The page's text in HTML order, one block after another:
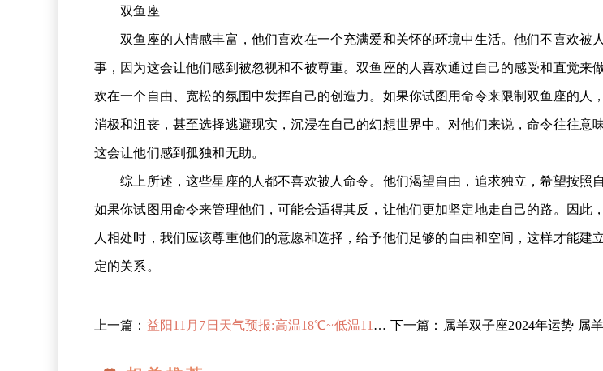
双鱼座
双鱼座的人情感丰富，他们喜欢在一个充满爱和关怀的环境中生活。他们不喜欢被
事，因为这会让他们感到被忽视和不被尊重。双鱼座的人喜欢通过自己的感受和直觉来
欢在一个自由、宽松的氛围中发挥自己的创造力。如果你试图用命令来限制双鱼座的人
消极和沮丧，甚至选择逃避现实，沉浸在自己的幻想世界中。对他们来说，命令往往意
这会让他们感到孤独和无助。
综上所述，这些星座的人都不喜欢被人命令。他们渴望自由，追求独立，希望按照自
如果你试图用命令来管理他们，可能会适得其反，让他们更加坚定地走自己的路。因此
人相处时，我们应该尊重他们的意愿和选择，给予他们足够的自由和空间，这样才能建
定的关系。
上一篇： 益阳11月7日天气预报:高温18℃~低温11℃，阴，不会下雨